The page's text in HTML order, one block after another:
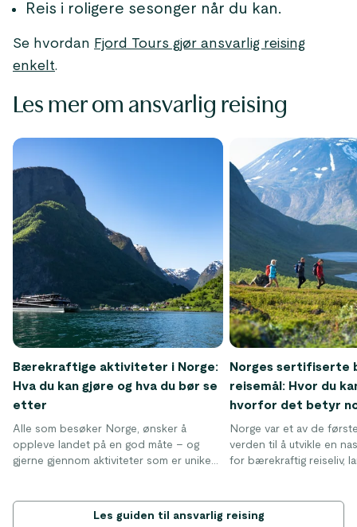
Reis i roligere sesonger når du kan.
Se hvordan Fjord Tours gjør ansvarlig reising
enkelt.
Les mer om ansvarlig reising
Bærekraftige aktiviteter i Norge:
Hva du kan gjøre og hva du bør se
etter
Alle som besøker Norge, ønsker å
oppleve landet på en god måte – og
gjerne gjennom aktiviteter som er unike
våre tips til hvordan du kan gjøre dem på
en måte som tar hensyn til landskapet og
Norges
reisemål: Hvor du
hvorfor det betyr
Norge var et av de
verden til å utvikle en
for bærekraftig reiseliv,
I dag har nesten 50
landet blitt merket som
Les guiden til ansvarlig reising